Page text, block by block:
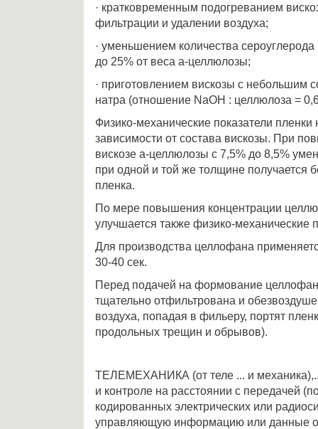
· кратковременным подогреванием
фильтрации и удалении воздуха;
· уменьшением количества
до 25% от веса a-целлюлозы;
· приготовлением вискозы с небольшим
натра (отношение NaOH : целлюлоза =
Физико-механические показатели
зависимости от состава вискозы. При
вискозе a-целлюлозы с 7,5% до 8,5%
при одной и той же толщине получается
пленка.
По мере повышения концентрации
улучшается также физико-механические
Для производства целлофана
30-40 сек.
Перед подачей на формование
тщательно отфильтрована и
воздуха, попадая в фильеру, портят
продольных трещин и обрывов).
ТЕЛЕМЕХАНИКА (от теле ... и
и контроле на расстоянии с передачей
кодированных электрических или
управляющую информацию или данные о